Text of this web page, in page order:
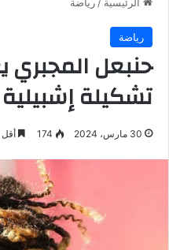
رياضة
حنبعل
تشكيلة إشبيلية
30 مارس، 2024 174